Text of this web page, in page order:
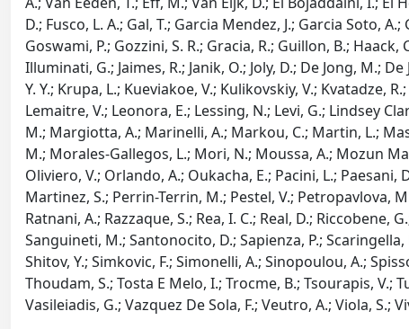
D.; Fusco, L. A.; Gal, T.; Garcia Mendez, J.; Garcia Soto,
Goswami, P.; Gozzini, S. R.; Gracia, R.; Guillon, B.;
Illuminati, G.; Jaimes, R.; Janik, O.; Joly, D.; De Jong, M.;
Y. Y.; Krupa, L.; Kueviakoe, V.; Kulikovskiy, V.; Kvatadze,
Lemaitre, V.; Leonora, E.; Lessing, N.; Levi, G.; Lindsey
M.; Margiotta, A.; Marinelli, A.; Markou, C.; Martin, L.;
M.; Morales-Gallegos, L.; Mori, N.; Moussa, A.; Mozun
Oliviero, V.; Orlando, A.; Oukacha, E.; Pacini, L.; Paesani,
Martinez, S.; Perrin-Terrin, M.; Pestel, V.; Petropavlova,
Ratnani, A.; Razzaque, S.; Rea, I. C.; Real, D.; Riccobene,
Sanguineti, M.; Santonocito, D.; Sapienza, P.; Scaringella,
Shitov, Y.; Simkovic, F.; Simonelli, A.; Sinopoulou, A.;
Thoudam, S.; Tosta E Melo, I.; Trocme, B.; Tsourapis, V.;
Vasileiadis, G.; Vazquez De Sola, F.; Veutro, A.; Viola, S.;